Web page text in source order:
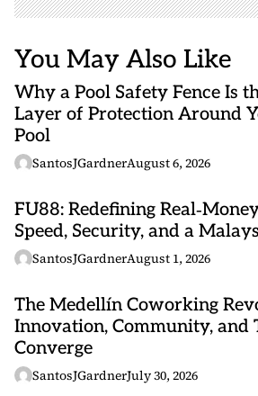
You May Also Like
Why a Pool Safety Fence Is
Layer of Protection Around
Pool
SantosJGardnerAugust 6, 2026
FU88: Redefining
Speed, Security, and a
SantosJGardnerAugust 1, 2026
The Medellín Coworking
Innovation, Community, and
Converge
SantosJGardnerJuly 30, 2026